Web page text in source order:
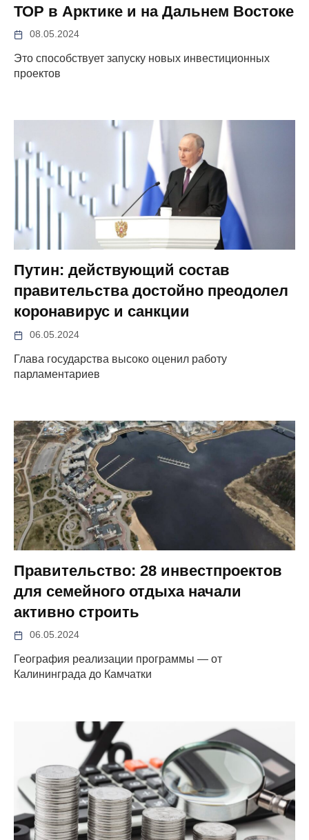
ТОР в Арктике и на Дальнем Востоке
08.05.2024
Это способствует запуску новых инвестиционных
проектов
Путин: действующий состав
правительства достойно преодолел
коронавирус и санкции
06.05.2024
Глава государства высоко оценил работу
парламентариев
Правительство: 28 инвестпроектов
для семейного отдыха начали
активно строить
06.05.2024
География реализации программы — от
Калининграда до Камчатки